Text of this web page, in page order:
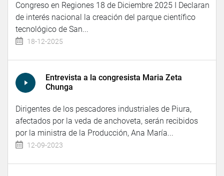
Congreso en Regiones 18 de Diciembre 2025 I Declaran
de interés nacional la creación del parque científico
tecnológico de San...
18-12-2025
Entrevista a la congresista Maria Zeta
Chunga
Dirigentes de los pescadores industriales de Piura,
afectados por la veda de anchoveta, serán recibidos
por la ministra de la Producción, Ana María...
12-09-2023